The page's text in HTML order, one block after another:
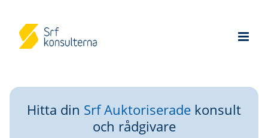
Hitta din Srf Auktoriserade konsult
och rådgivare